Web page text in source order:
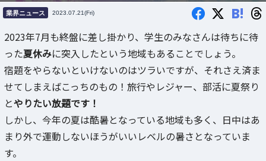
業界ニュース 2023.07.21(Fri) B!
2023年7月も終盤に差し掛かり、学生のみなさんは待ちに待
った夏休みに突入したという地域もあることでしょう。
宿題をやらないといけないのはツラいですが、それさえ済ま
せてしまえばこっちのもの！旅行やレジャー、部活に夏祭り
とやりたい放題です！
しかし、今年の夏は酷暑となっている地域も多く、日中はあ
まり外で運動しないほうがいいレベルの暑さとなっていま
す。